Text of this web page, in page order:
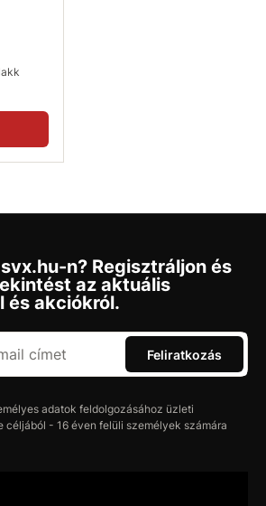
n? Regisztráljon és
az aktuális
és akciókról.
Feliratkozás
adatok feldolgozásához üzleti
céljából - 16 éven felüli személyek számára